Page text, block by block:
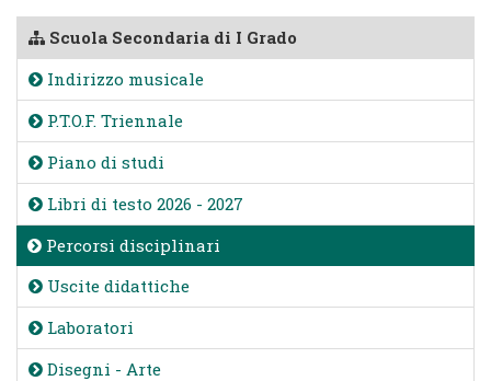
Scuola Secondaria di I Grado
Indirizzo musicale
P.T.O.F. Triennale
Piano di studi
Libri di testo 2026 - 2027
Percorsi disciplinari
Uscite didattiche
Laboratori
Disegni - Arte